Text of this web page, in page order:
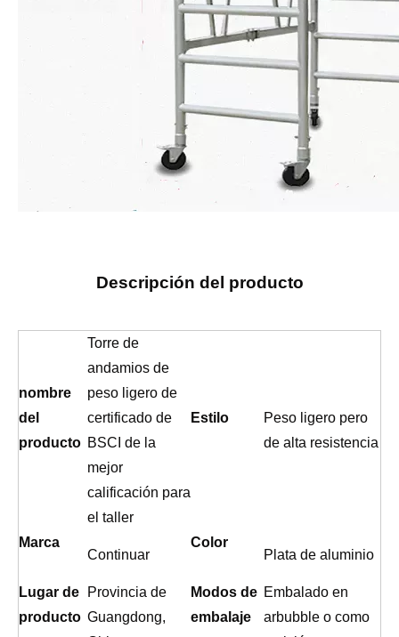
Descripción del producto
nombre
del
producto
Torre de
andamios de
peso ligero de
certificado de
BSCI de la
mejor
calificación para
el taller
Estilo
Peso ligero pero
de alta resistencia
Marca
Continuar
Color
Plata de aluminio
Lugar de
producto
Provincia de
Guangdong,
Modos de
embalaje
Embalado en
arbubble o como